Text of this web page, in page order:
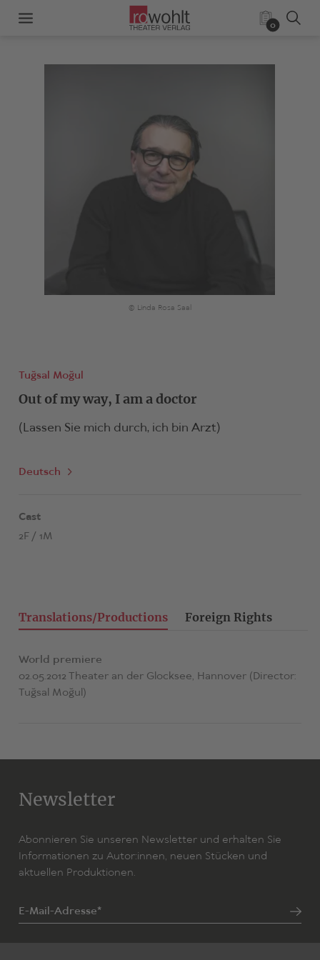
0
© Linda Rosa Saal
Tuğsal Moğul
Out of my way, I am a doctor
(Lassen Sie mich durch, ich bin Arzt)
Deutsch
Cast
2F / 1M
Translations/Productions Foreign Rights
World premiere
02.05.2012 Theater an der Glocksee, Hannover (Director:
Tuğsal Moğul)
Newsletter
Abonnieren Sie unseren Newsletter und erhalten Sie
Informationen zu Autor:innen, neuen Stücken und
aktuellen Produktionen.
E-Mail-Adresse*